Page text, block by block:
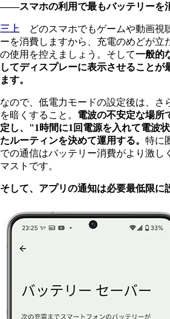
――スマホの利用で最もバッテリーを
三上 どのスマホでもゲームや動画視
ーを消費しますから、充電のめどが立
の使用を控えましょう。そして一般的
してディスプレーに表示させることが
ます。
なので、低電力モードの設定後は、さ
を暗くすること。 電波の不安定な場所
定し、"1時間に1回電源を入れて電波
たルーティンを決めて運用する。 特に
での通信はバッテリー消費がより激し
マストです。
そして、アプリの通知は必要最低限に